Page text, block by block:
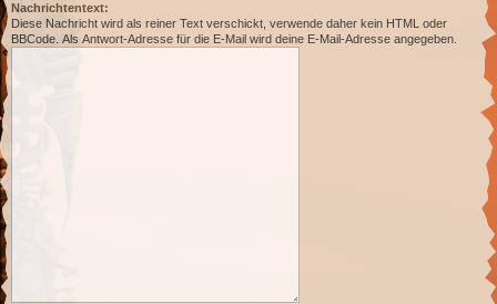
Nachrichtentext:
Diese Nachricht wird als reiner Text verschickt, verwende daher kein HTML oder
BBCode. Als Antwort-Adresse für die E-Mail wird deine E-Mail-Adresse angegeben.